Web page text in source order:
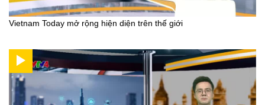
Vietnam Today mở rộng hiện diện trên thế giới